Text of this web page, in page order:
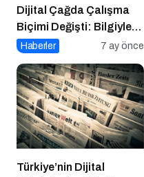
Dijital Çağda Çalışma
Biçimi Değişti: Bilgiyle
Para Kazananların Yeni
Haberler 7 ay önce
Türkiye’nin Dijital